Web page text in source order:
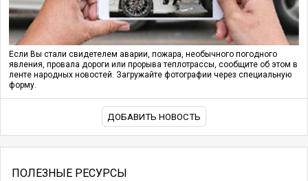
Если Вы стали свидетелем аварии, пожара, необычного погодного
явления, провала дороги или прорыва теплотрассы, сообщите об этом в
ленте народных новостей. Загружайте фотографии через специальную
форму.
ДОБАВИТЬ НОВОСТЬ
ПОЛЕЗНЫЕ РЕСУРСЫ